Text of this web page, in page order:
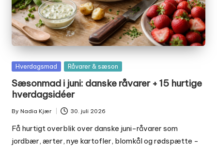
Posted
Hverdagsmad Råvarer & sæson
Sæsonmad i juni: danske råvarer + 15 hurtige
hverdagsidéer
Posted
by
By Nadia Kjær 30. juli 2026
Få hurtigt overblik over danske juni-råvarer som
jordbær, ærter, nye kartofler, blomkål og rødspætte -